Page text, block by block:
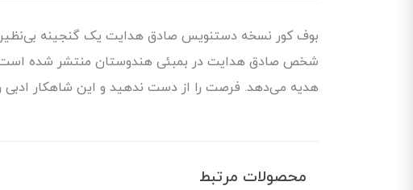
شخص صادق هدایت در بمبئی هندوستان منتشر شده است.
هدیه می‌دهد. فرصت را از دست ندهید و این شاهکار ادبی
محصولات مرتبط